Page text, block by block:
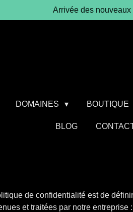
Arrivée des
DOMAINES BOUTIQUE
BLOG
de confidentialité est de
et traitées par notre entreprise :